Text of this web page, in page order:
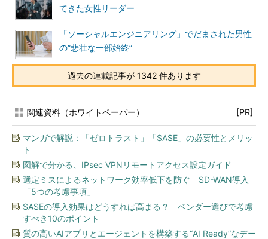
てきた女性リーダー
「ソーシャルエンジニアリング」でだまされた男性
の“悲壮な一部始終”
過去の連載記事が 1342 件あります
関連資料（ホワイトペーパー） [PR]
マンガで解説：「ゼロトラスト」「SASE」の必要性とメリッ
ト
図解で分かる、IPsec VPNリモートアクセス設定ガイド
選定ミスによるネットワーク効率低下を防ぐ SD-WAN導入
「5つの考慮事項」
SASEの導入効果はどうすれば高まる？ ベンダー選びで考慮
すべき10のポイント
質の高いAIアプリとエージェントを構築する“AI Ready”なデー